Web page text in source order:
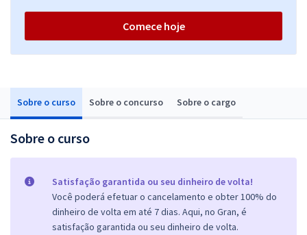
Sobre o curso Sobre o concurso Sobre o cargo
Sobre o curso
Satisfação garantida ou seu dinheiro de volta!
Você poderá efetuar o cancelamento e obter 100% do
dinheiro de volta em até 7 dias. Aqui, no Gran, é
satisfação garantida ou seu dinheiro de volta.
Comece hoje